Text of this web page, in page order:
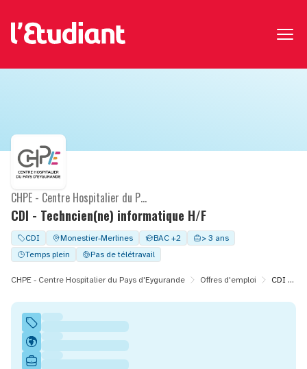
CDI - Techncien(ne) informatique H/F
CHPE - Centre Hospitalier du Pays d'Eygurande
CDI Monestier-Merlines BAC +2
> 3 ans
Temps plein
Pas de télétravail
CHPE - Centre Hospitalier du Pays d'Eygurande Offres d'emploi CDI - Techncien(ne) informatique H/F